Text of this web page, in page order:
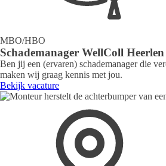
MBO/HBO
Schademanager WellColl Heerlen
Ben jij een (ervaren) schademanager die
maken wij graag kennis met jou.
Bekijk vacature